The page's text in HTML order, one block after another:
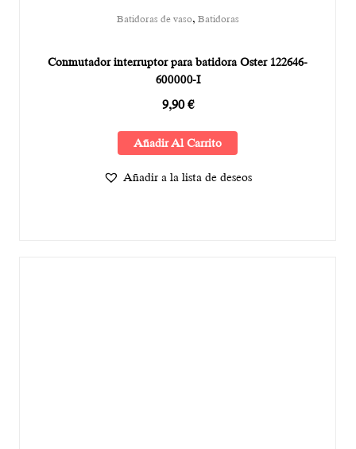
Batidoras de vaso, Batidoras
Conmutador interruptor para batidora Oster 122646-
600000-I
9,90€
Añadir Al Carrito
Añadir a la lista de deseos